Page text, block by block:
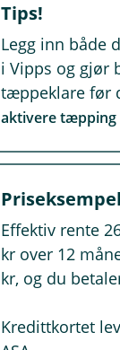
Tips!
Legg inn både
i Vipps og gjør
tæppeklare før
aktivere tæpping
Effektiv rente
kr over 12
kr, og du
Kredittkortet